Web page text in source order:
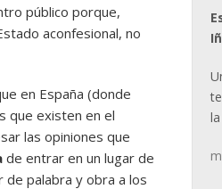
público porque,
aconfesional, no
en España (donde
que existen en el
las opiniones que
de entrar en un lugar de
palabra y obra a los